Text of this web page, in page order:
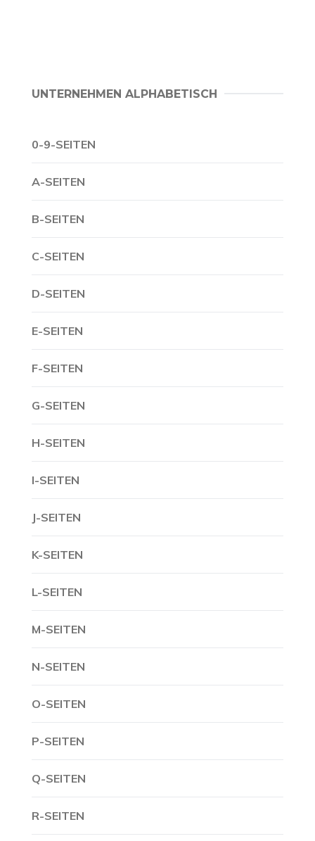
UNTERNEHMEN ALPHABETISCH
0-9-SEITEN
A-SEITEN
B-SEITEN
C-SEITEN
D-SEITEN
E-SEITEN
F-SEITEN
G-SEITEN
H-SEITEN
I-SEITEN
J-SEITEN
K-SEITEN
L-SEITEN
M-SEITEN
N-SEITEN
O-SEITEN
P-SEITEN
Q-SEITEN
R-SEITEN